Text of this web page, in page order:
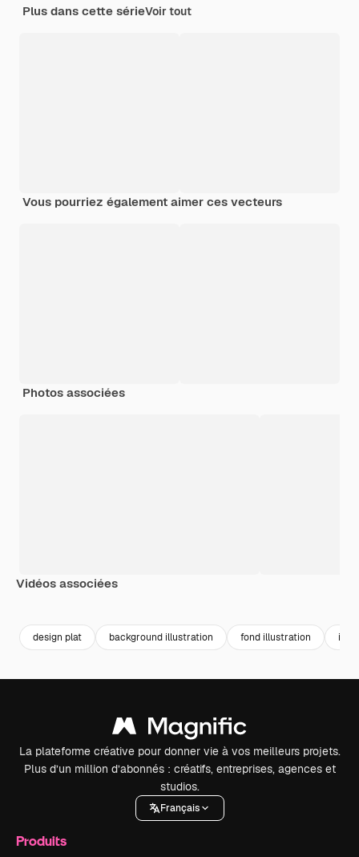
Plus dans cette sérieVoir tout
Vous pourriez également aimer ces vecteurs
Photos associées
Vidéos associées
design plat background illustration fond illustration
La plateforme créative pour donner vie à vos meilleurs projets.
Plus d’un million d’abonnés : créatifs, entreprises, agences et
studios.
Français
Produits